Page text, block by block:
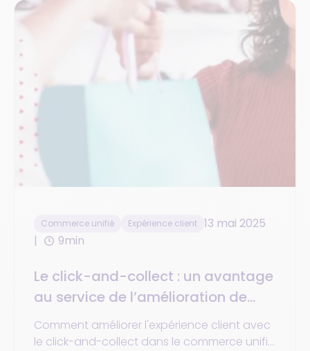
Commerce unifié Expérience client 13 mai 2025
9min
Le click-and-collect : un avantage
au service de l’amélioration de
l’expérience client en magasin
Comment améliorer l'expérience client avec
le click-and-collect dans le commerce unifié